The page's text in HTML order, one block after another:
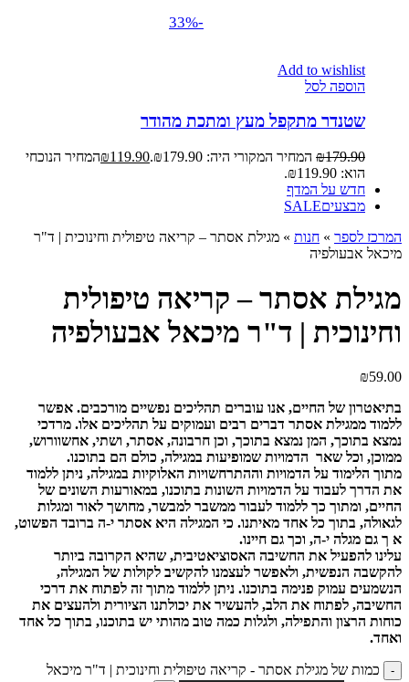
-33%
Add to wishlist
הוספה לסל
שטנדר מתקפל מעץ ומתכת מהודר
₪179.90 המחיר המקורי היה: ₪179.90. ₪119.90
המחיר הנוכחי
הוא: ₪119.90.
חדש על המדף
מבצעיםSALE
המרכז לספר » חנות » מגילת אסתר – קריאה טיפולית וחינוכית | ד"ר
מיכאל אבעולפיה
מגילת אסתר – קריאה טיפולית
וחינוכית | ד"ר מיכאל אבעולפיה
₪59.00
בתיאטרון של החיים, אנו עוברים תהליכים נפשיים מורכבים. אפשר
ללמוד ממגילת אסתר דברים רבים ועמוקים על תהליכים אלו. מרדכי
נמצא בתוכך, המן נמצא בתוכך, וכן חרבונה, אסתר, ושתי, אחשוורוש,
ממוכן, וכל שאר הדמויות שמופיעות במגילה, כולם הם בתוכנו.
מתוך הלימוד על הדמויות וההתרחשויות האלוקיות במגילה, ניתן ללמוד
את הדרך לעבוד על הדמויות השונות בתוכנו, במאורעות השונים של
החיים, ומתוך כך ללמוד לעבור ממשבר למבשר, מחושך לאור ומגלות
לגאולה, בתוך כל אחד מאיתנו. כי המגילה היא אסתר י-ה ברובד הפשוט,
א ך גם מגלה י-ה, וכך גם חיינו.
עלינו להפעיל את החשיבה האסוציאטיבית, שהיא הקרובה ביותר
להקשבה הנפשית, ולאפשר לעצמנו להקשיב לקולות של המגילה,
הנשמעים עמוק פנימה בתוכנו. ניתן ללמוד מתוך זה לפתוח את דרכי
החשיבה, לפתוח את הלב, להעשיר את יכולתנו הציורית ולהעצים את
כוחות הרצון והתפילה, ולגלות כמה טוב מהותי יש בתוכנו, בתוך כל אחד
ואחד.
כמות של מגילת אסתר - קריאה טיפולית וחינוכית | ד"ר מיכאל